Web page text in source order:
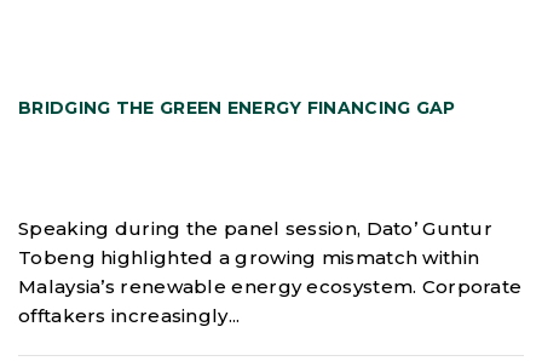
BRIDGING THE GREEN ENERGY FINANCING GAP
Speaking during the panel session, Dato’ Guntur
Tobeng highlighted a growing mismatch within
Malaysia’s renewable energy ecosystem. Corporate
offtakers increasingly...